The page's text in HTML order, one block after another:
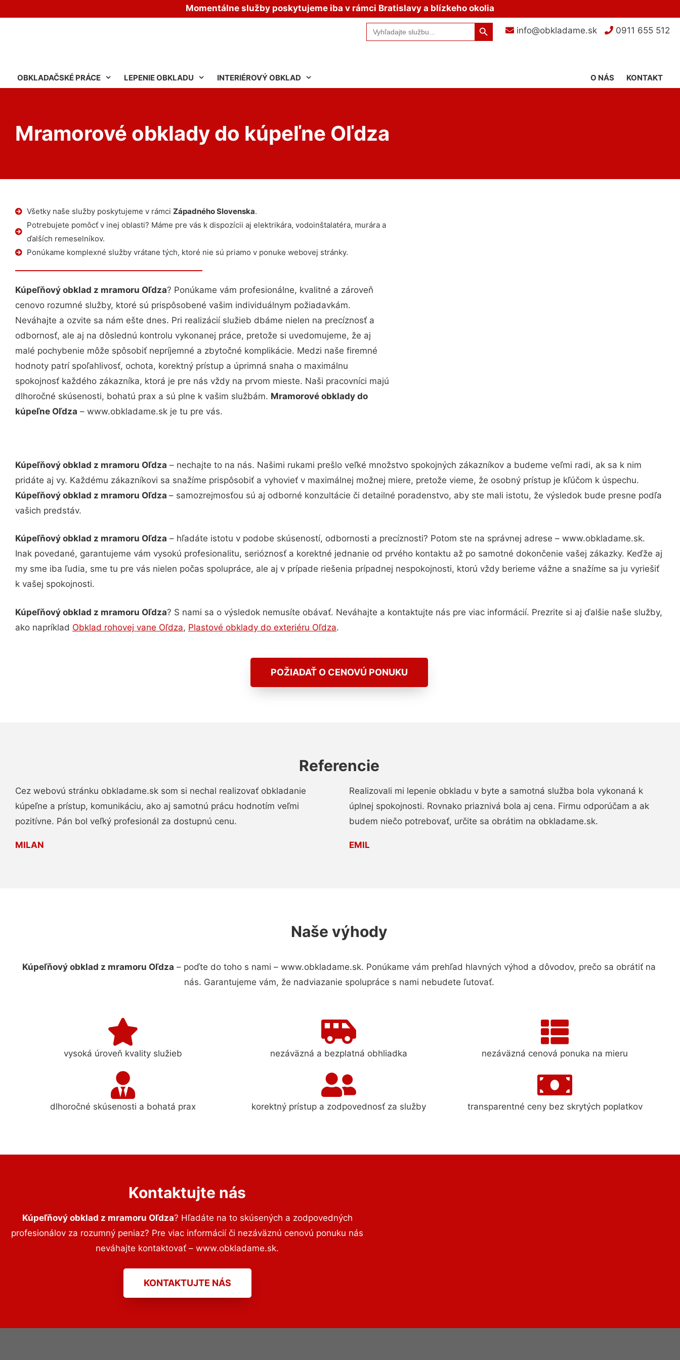
Momentálne služby poskytujeme iba v rámci Bratislavy a blízkeho okolia
info@obkladame.sk 0911 655 512
Search
for:
Search Button
OBKLADAČSKÉ PRÁCE LEPENIE OBKLADU INTERIÉROVÝ OBKLAD KONTAKT
O NÁS
Mramorové obklady do kúpeľne Oľdza
Všetky naše služby poskytujeme v rámci Západného Slovenska.
Potrebujete pomôcť v inej oblasti? Máme pre vás k dispozícii aj elektrikára, vodoinštalatéra, murára a
ďalších remeselníkov.
Ponúkame komplexné služby vrátane tých, ktoré nie sú priamo v ponuke webovej stránky.
Kúpeľňový obklad z mramoru Oľdza? Ponúkame vám profesionálne, kvalitné a zároveň
cenovo rozumné služby, ktoré sú prispôsobené vašim individuálnym požiadavkám.
Neváhajte a ozvite sa nám ešte dnes. Pri realizácií služieb dbáme nielen na precíznosť a
odbornosť, ale aj na dôslednú kontrolu vykonanej práce, pretože si uvedomujeme, že aj
malé pochybenie môže spôsobiť nepríjemné a zbytočné komplikácie. Medzi naše firemné
hodnoty patrí spoľahlivosť, ochota, korektný prístup a úprimná snaha o maximálnu
spokojnosť každého zákazníka, ktorá je pre nás vždy na prvom mieste. Naši pracovníci majú
dlhoročné skúsenosti, bohatú prax a sú plne k vašim službám. Mramorové obklady do
kúpeľne Oľdza – www.obkladame.sk je tu pre vás.
Kúpeľňový obklad z mramoru Oľdza – nechajte to na nás. Našimi rukami prešlo veľké množstvo spokojných zákazníkov a budeme veľmi radi, ak sa k nim
pridáte aj vy. Každému zákazníkovi sa snažíme prispôsobiť a vyhovieť v maximálnej možnej miere, pretože vieme, že osobný prístup je kľúčom k úspechu.
Kúpeľňový obklad z mramoru Oľdza – samozrejmosťou sú aj odborné konzultácie či detailné poradenstvo, aby ste mali istotu, že výsledok bude presne podľa
vašich predstáv.
Kúpeľňový obklad z mramoru Oľdza – hľadáte istotu v podobe skúseností, odbornosti a precíznosti? Potom ste na správnej adrese – www.obkladame.sk.
Inak povedané, garantujeme vám vysokú profesionalitu, serióznosť a korektné jednanie od prvého kontaktu až po samotné dokončenie vašej zákazky. Keďže aj
my sme iba ľudia, sme tu pre vás nielen počas spolupráce, ale aj v prípade riešenia prípadnej nespokojnosti, ktorú vždy berieme vážne a snažíme sa ju vyriešiť
k vašej spokojnosti.
Kúpeľňový obklad z mramoru Oľdza? S nami sa o výsledok nemusíte obávať. Neváhajte a kontaktujte nás pre viac informácií. Prezrite si aj ďalšie naše služby,
ako napríklad Obklad rohovej vane Oľdza, Plastové obklady do exteriéru Oľdza.
POŽIADAŤ O CENOVÚ PONUKU
Referencie
Cez webovú stránku obkladame.sk som si nechal realizovať obkladanie
kúpeľne a prístup, komunikáciu, ako aj samotnú prácu hodnotím veľmi
pozitívne. Pán bol veľký profesionál za dostupnú cenu.
MILAN
Realizovali mi lepenie obkladu v byte a samotná služba bola vykonaná k
úplnej spokojnosti. Rovnako priaznivá bola aj cena. Firmu odporúčam a ak
budem niečo potrebovať, určite sa obrátim na obkladame.sk.
EMIL
Naše výhody
Kúpeľňový obklad z mramoru Oľdza – poďte do toho s nami – www.obkladame.sk. Ponúkame vám prehľad hlavných výhod a dôvodov, prečo sa obrátiť na
nás. Garantujeme vám, že nadviazanie spolupráce s nami nebudete ľutovať.
vysoká úroveň kvality služieb nezáväzná a bezplatná obhliadka nezáväzná cenová ponuka na mieru
dlhoročné skúsenosti a bohatá prax korektný prístup a zodpovednosť za služby transparentné ceny bez skrytých poplatkov
Kontaktujte nás
Kúpeľňový obklad z mramoru Oľdza? Hľadáte na to skúsených a zodpovedných
profesionálov za rozumný peniaz? Pre viac informácií či nezáväznú cenovú ponuku nás
neváhajte kontaktovať – www.obkladame.sk.
KONTAKTUJTE NÁS